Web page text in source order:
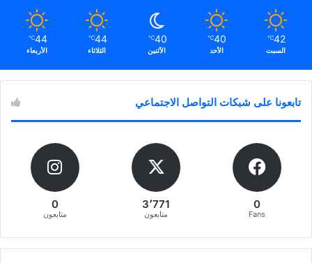
42
℃
السبت
40
℃
الأحد
40
℃
الأثنين
44
℃
الثلاثاء
44
℃
الأربعاء
تابعونا على شبكات التواصل الاجتماعي
0
Fans
3٬771
متابعون
0
متابعون